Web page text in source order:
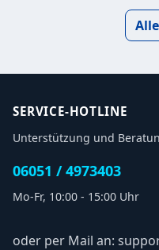
SERVICE-HOTLINE
Unterstützung und
06051 / 4973403
Mo-Fr, 10:00 - 15:00 Uhr
oder per Mail an: